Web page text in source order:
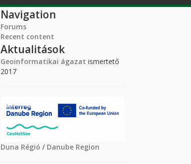
Navigation
Forums
Recent content
Aktualitások
Geoinformatikai ágazat ismertető
2017
Duna Régió / Danube Region